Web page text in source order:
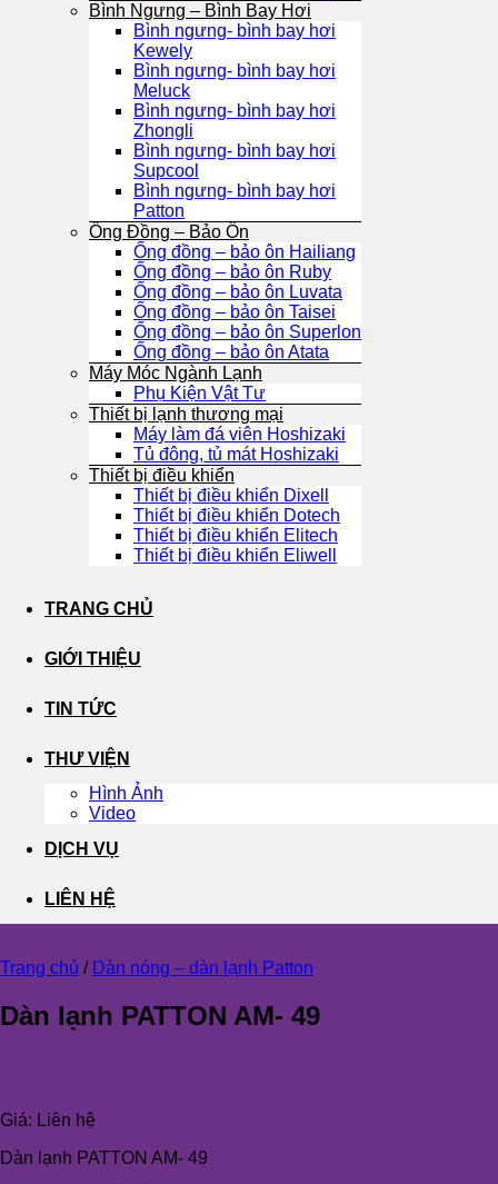
Bình Ngưng – Bình Bay Hơi
Bình ngưng- bình bay hơi
Kewely
Bình ngưng- bình bay hơi
Meluck
Bình ngưng- bình bay hơi
Zhongli
Bình ngưng- bình bay hơi
Supcool
Bình ngưng- bình bay hơi
Patton
Ống Đồng – Bảo Ôn
Ống đồng – bảo ôn Hailiang
Ống đồng – bảo ôn Ruby
Ống đồng – bảo ôn Luvata
Ống đồng – bảo ôn Taisei
Ống đồng – bảo ôn Superlon
Ống đồng – bảo ôn Atata
Máy Móc Ngành Lạnh
Phụ Kiện Vật Tư
Thiết bị lạnh thương mại
Máy làm đá viên Hoshizaki
Tủ đông, tủ mát Hoshizaki
Thiết bị điều khiển
Thiết bị điều khiển Dixell
Thiết bị điều khiển Dotech
Thiết bị điều khiển Elitech
Thiết bị điều khiển Eliwell
TRANG CHỦ
GIỚI THIỆU
TIN TỨC
THƯ VIỆN
Hình Ảnh
Video
DỊCH VỤ
LIÊN HỆ
Trang chủ / Dàn nóng – dàn lạnh Patton
Dàn lạnh PATTON AM- 49
Giá: Liên hệ
Dàn lạnh PATTON AM- 49